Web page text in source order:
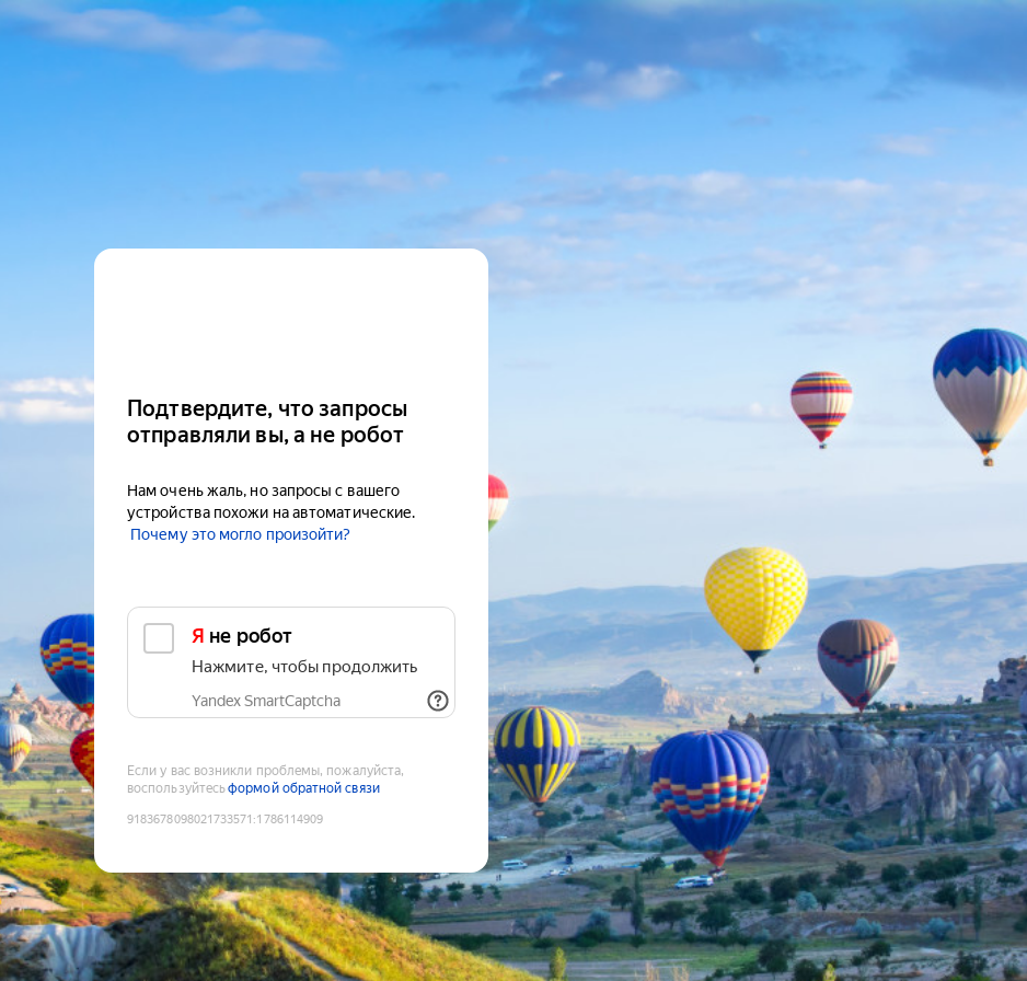
Подтвердите, что запросы
отправляли вы, а не робот
Нам очень жаль, но запросы с вашего
устройства похожи на автоматические.
Почему это могло произойти?
Я не робот
Нажмите, чтобы продолжить
Yandex SmartCaptcha
Если у вас возникли проблемы, пожалуйста,
воспользуйтесьформой обратной связи
9183678098021733571 :1786114909